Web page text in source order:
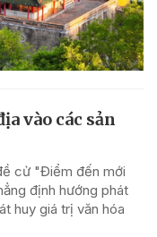
vào các sản
cử "Điểm đến mới
định hướng phát
huy giá trị văn hóa